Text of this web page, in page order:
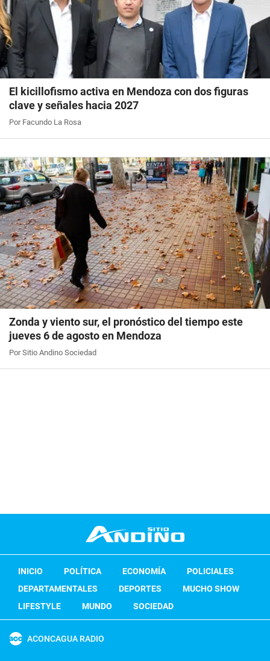
El kicillofismo activa en Mendoza con dos figuras
clave y señales hacia 2027
Por Facundo La Rosa
Zonda y viento sur, el pronóstico del tiempo este
jueves 6 de agosto en Mendoza
Por Sitio Andino Sociedad
INICIO POLÍTICA ECONOMÍA
POLICIALES
DEPARTAMENTALES
DEPORTES
MUCHO SHOW
LIFESTYLE
MUNDO SOCIEDAD
ACONCAGUA RADIO